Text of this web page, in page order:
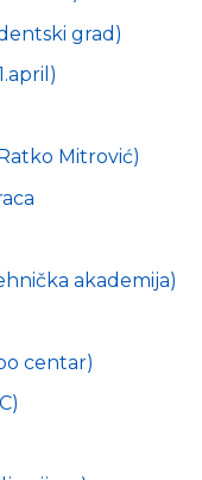
grad)
Mitrović)
akademija)
centar)